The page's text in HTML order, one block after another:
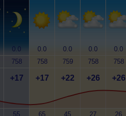
0.0
758
+17
55
0.0
758
+17
65
0.0
759
+22
45
0.0
758
+26
27
0.0
758
+26
26